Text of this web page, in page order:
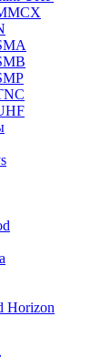
Horizon